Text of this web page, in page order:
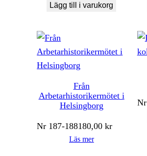
Lägg till i varukorg
Från
Arbetarhistorikermötet i
Helsingborg
Nr 187-188180,00kr
Läs mer
Nr